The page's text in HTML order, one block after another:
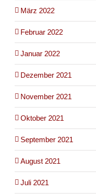
März 2022
Februar 2022
Januar 2022
Dezember 2021
November 2021
Oktober 2021
September 2021
August 2021
Juli 2021